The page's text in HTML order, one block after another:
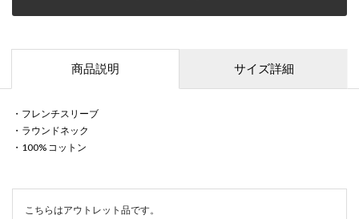
商品説明 サイズ詳細
・フレンチスリーブ
・ラウンドネック
・100% コットン
こちらはアウトレット品です。